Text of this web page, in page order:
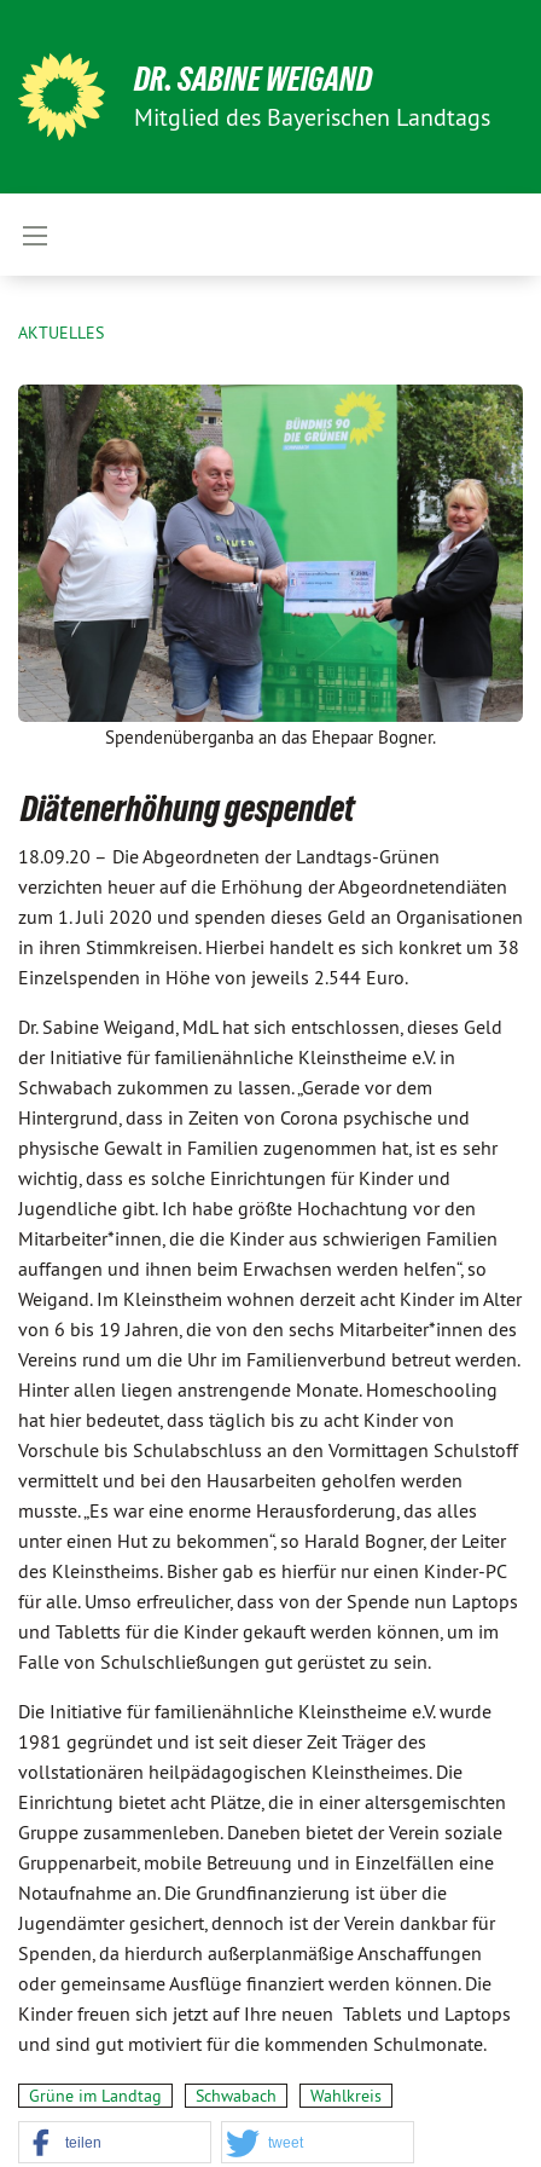
DR. SABINE WEIGAND
Mitglied des Bayerischen Landtags
AKTUELLES
Spendenüberganba an das Ehepaar Bogner.
Diätenerhöhung gespendet
18.09.20 – Die Abgeordneten der Landtags-Grünen
verzichten heuer auf die Erhöhung der Abgeordnetendiäten
zum 1. Juli 2020 und spenden dieses Geld an Organisationen
in ihren Stimmkreisen. Hierbei handelt es sich konkret um 38
Einzelspenden in Höhe von jeweils 2.544 Euro.
Dr. Sabine Weigand, MdL hat sich entschlossen, dieses Geld
der Initiative für familienähnliche Kleinstheime e.V. in
Schwabach zukommen zu lassen. „Gerade vor dem
Hintergrund, dass in Zeiten von Corona psychische und
physische Gewalt in Familien zugenommen hat, ist es sehr
wichtig, dass es solche Einrichtungen für Kinder und
Jugendliche gibt. Ich habe größte Hochachtung vor den
Mitarbeiter*innen, die die Kinder aus schwierigen Familien
auffangen und ihnen beim Erwachsen werden helfen“, so
Weigand. Im Kleinstheim wohnen derzeit acht Kinder im Alter
von 6 bis 19 Jahren, die von den sechs Mitarbeiter*innen des
Vereins rund um die Uhr im Familienverbund betreut werden.
Hinter allen liegen anstrengende Monate. Homeschooling
hat hier bedeutet, dass täglich bis zu acht Kinder von
Vorschule bis Schulabschluss an den Vormittagen Schulstoff
vermittelt und bei den Hausarbeiten geholfen werden
musste. „Es war eine enorme Herausforderung, das alles
unter einen Hut zu bekommen“, so Harald Bogner, der Leiter
des Kleinstheims. Bisher gab es hierfür nur einen Kinder-PC
für alle. Umso erfreulicher, dass von der Spende nun Laptops
und Tabletts für die Kinder gekauft werden können, um im
Falle von Schulschließungen gut gerüstet zu sein.
Die Initiative für familienähnliche Kleinstheime e.V. wurde
1981 gegründet und ist seit dieser Zeit Träger des
vollstationären heilpädagogischen Kleinstheimes. Die
Einrichtung bietet acht Plätze, die in einer altersgemischten
Gruppe zusammenleben. Daneben bietet der Verein soziale
Gruppenarbeit, mobile Betreuung und in Einzelfällen eine
Notaufnahme an. Die Grundfinanzierung ist über die
Jugendämter gesichert, dennoch ist der Verein dankbar für
Spenden, da hierdurch außerplanmäßige Anschaffungen
oder gemeinsame Ausflüge finanziert werden können. Die
Kinder freuen sich jetzt auf Ihre neuen Tablets und Laptops
und sind gut motiviert für die kommenden Schulmonate.
Grüne im Landtag Schwabach Wahlkreis
teilen tweet